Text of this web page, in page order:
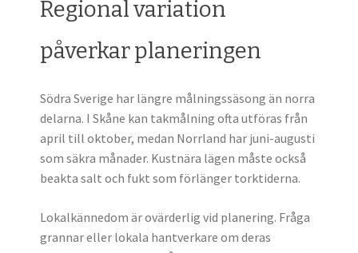
Regional variation
påverkar planeringen
Södra Sverige har längre målningssäsong än norra
delarna. I Skåne kan takmålning ofta utföras från
april till oktober, medan Norrland har juni-augusti
som säkra månader. Kustnära lägen måste också
beakta salt och fukt som förlänger torktiderna.
Lokalkännedom är ovärderlig vid planering. Fråga
grannar eller lokala hantverkare om deras